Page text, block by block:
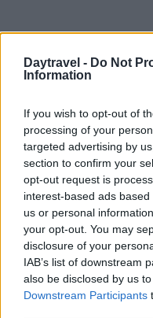
Daytravel - Do Not
Information
If you wish to opt-out of
processing of your
targeted advertising by
section to confirm your
opt-out request is
interest-based ads
us or personal
your opt-out. You may
disclosure of your
IAB’s list of downstream
also be disclosed by us
Downstream Participants
Francesca
tecnici dal
da allora